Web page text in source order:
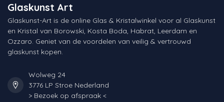
Glaskunst Art
Glaskunst-Art is de online Glas & Kristalwinkel voor al Glaskunst
en Kristal van Borowski, Kosta Boda, Habrat, Leerdam en
Ozzaro. Geniet van de voordelen van veilig & vertrouwd
glaskunst kopen.
Wolweg 24
3776 LP Stroe Nederland
> Bezoek op afspraak <